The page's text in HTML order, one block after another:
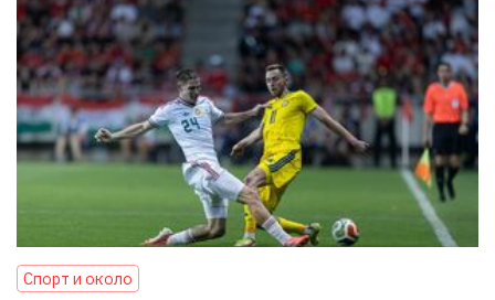
Спорт и около